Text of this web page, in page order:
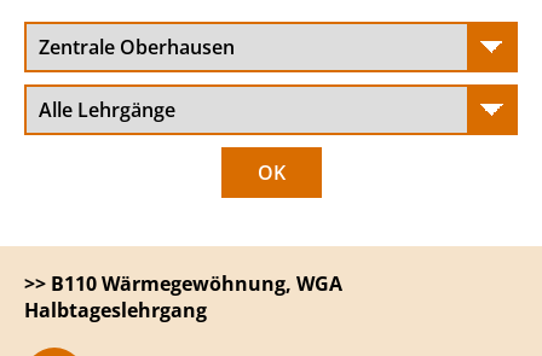
>> B110 Wärmegewöhnung, WGA
Halbtageslehrgang